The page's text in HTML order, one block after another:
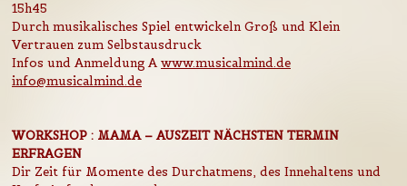
15h45
Durch musikalisches Spiel entwickeln Groß und Klein
Vertrauen zum Selbstausdruck
Infos und Anmeldung A www.musicalmind.de
info@musicalmind.de
WORKSHOP : MAMA – AUSZEIT NÄCHSTEN TERMIN
ERFRAGEN
Dir Zeit für Momente des Durchatmens, des Innehaltens und